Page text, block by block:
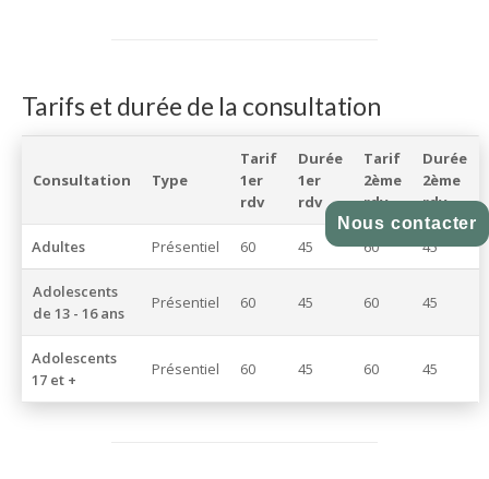
Tarifs et durée de la consultation
Consultation Type
Tarif
1er
rdv
Durée
1er
rdv
Tarif
2ème
rdv
Durée
2ème
rdv
Adultes Présentiel 60 45 60 45
Adolescents
de 13 - 16 ans
Présentiel 60 45 60 45
Adolescents
17 et +
Présentiel 60 45 60 45
Nous contacter